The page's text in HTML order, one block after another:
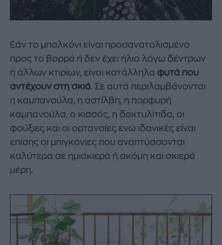
Εάν το μπαλκόνι είναι προσανατολισμένο
προς το βορρά ή δεν έχει ήλιο λόγω δέντρων
ή άλλων κτιρίων, είναι κατάλληλα φυτά που
αντέχουν στη σκιά. Σε αυτά περιλαμβάνονται
η καμπανούλα, η αστίλβη, η πορφυρή
καμπανούλα, ο κισσός, η δακτυλίτιδα, οι
φούξιες και οι ορτανσίες ενώ ιδανικές είναι
επίσης οι μπιγκόνιες που αναπτύσσονται
καλύτερα σε ημισκιερά ή ακόμη και σκιερά
μέρη.